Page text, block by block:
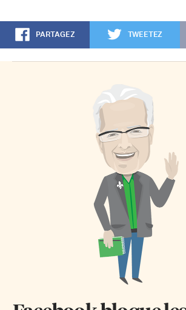
PARTAGEZ TWEETEZ